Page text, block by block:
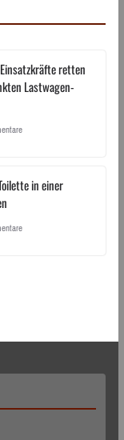
retten
Lastwagen-
in einer